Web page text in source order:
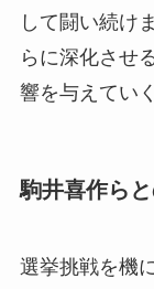
して闘い続け
らに深化させ
響を与えてい
駒井喜作ら
選挙挑戦を機